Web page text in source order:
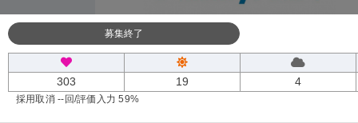
募集終了
303 19 4
採用取消 --回/評価入力 59%